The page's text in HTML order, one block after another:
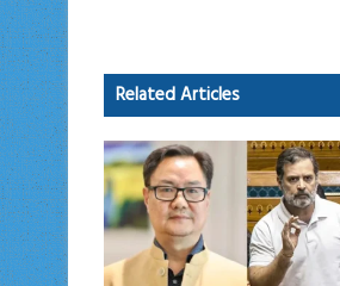
oko
n
Related Articles